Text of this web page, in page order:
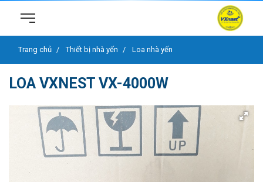
Trang chủ Thiết bị nhà yến Loa nhà yến
LOA VXNEST VX-4000W